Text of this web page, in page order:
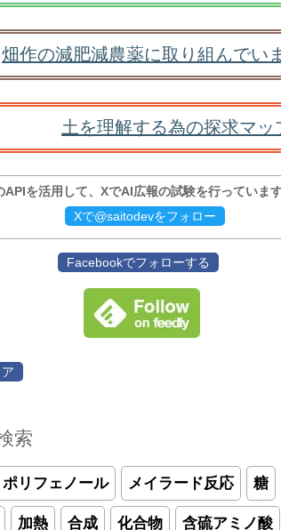
畑作の減肥減農薬に取り組んでい
土を理解する為の探求マッ
APIを活用して、XでAI広報の試験を行っています
Xで@saitodevをフォロー
Facebookでフォローする
索
ポリフェノール メイラード反応 糖
加熱 合成 化合物 含硫アミノ酸